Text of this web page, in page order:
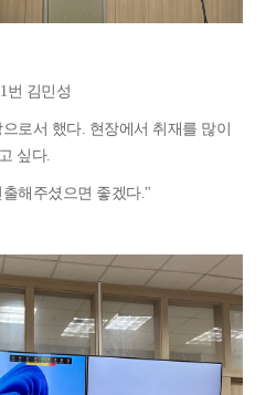
번 김민성
로서 했다. 현장에서 취재를 많이
싶다.
해주셨으면 좋겠다."